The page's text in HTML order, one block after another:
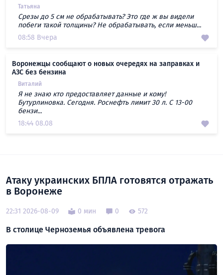
Татьяна
Срезы до 5 см не обрабатывать? Это где ж вы видели
побеги такой толщины? Не обрабатывать, если меньш...
08:58 Вчера
Воронежцы сообщают о новых очередях на заправках и
АЗС без бензина
Виталий
Я не знаю кто предоставляет данные и кому!
Бутурлиновка. Сегодня. Роснефть лимит 30 л. С 13-00
бензи...
18:44 08.08
Атаку украинских БПЛА готовятся отражать
в Воронеже
22:31 2026-08-09 0 мин 0 572
В столице Черноземья объявлена тревога